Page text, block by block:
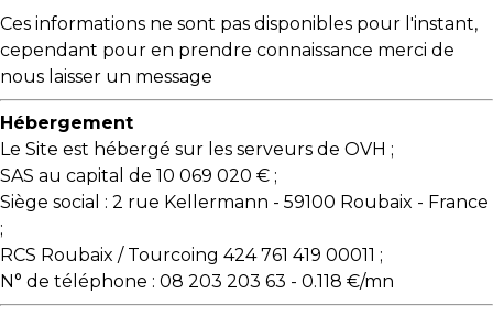
Ces informations ne sont pas disponibles pour l'instant,
cependant pour en prendre connaissance merci de
nous laisser un message
Hébergement
Le Site est hébergé sur les serveurs de OVH ;
SAS au capital de 10 069 020 € ;
Siège social : 2 rue Kellermann - 59100 Roubaix - France
;
RCS Roubaix / Tourcoing 424 761 419 00011 ;
N° de téléphone : 08 203 203 63 - 0.118 €/mn